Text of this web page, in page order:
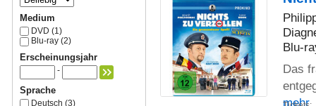
Medium
DVD (1)
Blu-ray (2)
Erscheinungsjahr
-
Sprache
Deutsch (3)
Blu-
Das
mehr